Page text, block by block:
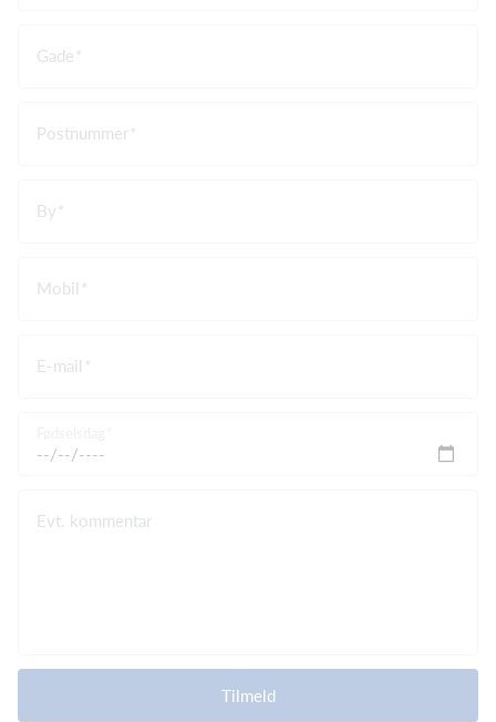
Gade
Postnummer
By
Mobil
E-mail
Evt. kommentar
Tilmeld